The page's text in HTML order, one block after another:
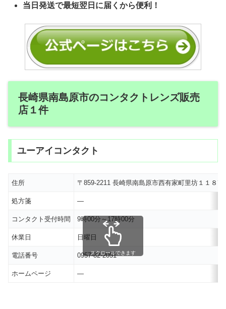
当日発送で最短翌日に届くから便利！
長崎県南島原市のコンタクトレンズ販売
店１件
ユーアイコンタクト
住所 〒859-2211 長崎県南島原市西有家町里坊１１８?
処方箋 ―
コンタクト受付時間 9時00分～17時00分
休業日 日曜日
電話番号 0957-82-2051
ホームページ ―
スクロールできます